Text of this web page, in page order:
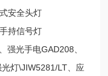
安全头灯
持信号灯
强光手电GAD208、
灯\JIW5281/LT、应